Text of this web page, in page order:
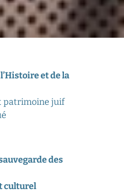
et de la
patrimoine juif
des
culturel